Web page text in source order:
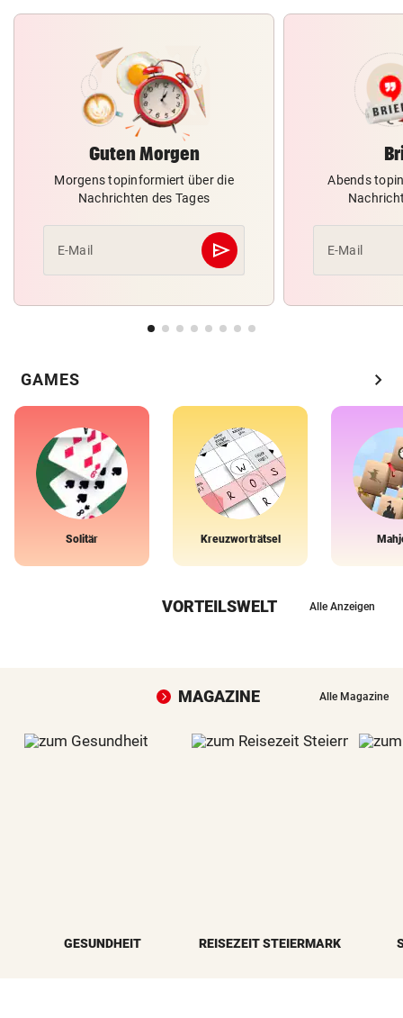
Guten Morgen
Morgens topinformiert über die
Nachrichten des Tages
E-Mail send
Abschicken
Abends
E-Mail
GAMES chevron_right
Solitär Kreuzworträtsel
VORTEILSWELT Alle Anzeigen
MAGAZINE Alle Magazine
GESUNDHEIT REISEZEIT STEIERMARK